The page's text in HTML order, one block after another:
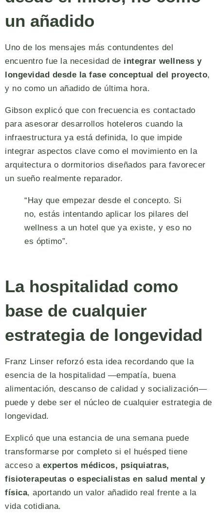
un añadido
Uno de los mensajes más contundentes del
encuentro fue la necesidad de integrar wellness y
longevidad desde la fase conceptual del proyecto,
y no como un añadido de última hora.
Gibson explicó que con frecuencia es contactado
para asesorar desarrollos hoteleros cuando la
infraestructura ya está definida, lo que impide
integrar aspectos clave como el movimiento en la
arquitectura o dormitorios diseñados para favorecer
un sueño realmente reparador.
“Hay que empezar desde el concepto. Si
no, estás intentando aplicar los pilares del
wellness a un hotel que ya existe, y eso no
es óptimo”.
La hospitalidad como
base de cualquier
estrategia de longevidad
Franz Linser reforzó esta idea recordando que la
esencia de la hospitalidad —empatía, buena
alimentación, descanso de calidad y socialización—
puede y debe ser el núcleo de cualquier estrategia de
longevidad.
Explicó que una estancia de una semana puede
transformarse por completo si el huésped tiene
acceso a expertos médicos, psiquiatras,
fisioterapeutas o especialistas en salud mental y
física, aportando un valor añadido real frente a la
vida cotidiana.